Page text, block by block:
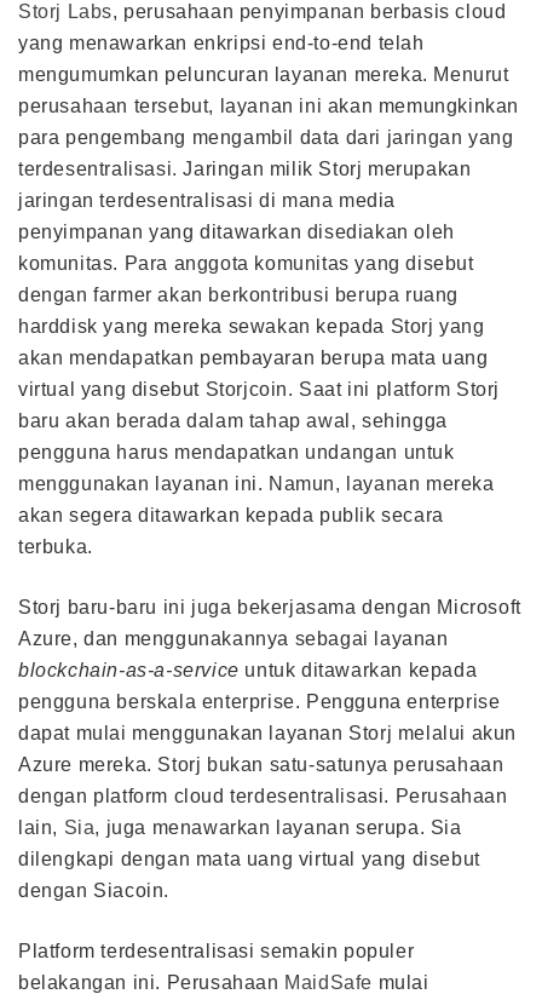
Storj Labs, perusahaan penyimpanan berbasis cloud
yang menawarkan enkripsi end-to-end telah
mengumumkan peluncuran layanan mereka. Menurut
perusahaan tersebut, layanan ini akan memungkinkan
para pengembang mengambil data dari jaringan yang
terdesentralisasi. Jaringan milik Storj merupakan
jaringan terdesentralisasi di mana media
penyimpanan yang ditawarkan disediakan oleh
komunitas. Para anggota komunitas yang disebut
dengan farmer akan berkontribusi berupa ruang
harddisk yang mereka sewakan kepada Storj yang
akan mendapatkan pembayaran berupa mata uang
virtual yang disebut Storjcoin. Saat ini platform Storj
baru akan berada dalam tahap awal, sehingga
pengguna harus mendapatkan undangan untuk
menggunakan layanan ini. Namun, layanan mereka
akan segera ditawarkan kepada publik secara
terbuka.
Storj baru-baru ini juga bekerjasama dengan Microsoft
Azure, dan menggunakannya sebagai layanan
blockchain-as-a-service untuk ditawarkan kepada
pengguna berskala enterprise. Pengguna enterprise
dapat mulai menggunakan layanan Storj melalui akun
Azure mereka. Storj bukan satu-satunya perusahaan
dengan platform cloud terdesentralisasi. Perusahaan
lain, Sia, juga menawarkan layanan serupa. Sia
dilengkapi dengan mata uang virtual yang disebut
dengan Siacoin.
Platform terdesentralisasi semakin populer
belakangan ini. Perusahaan MaidSafe mulai